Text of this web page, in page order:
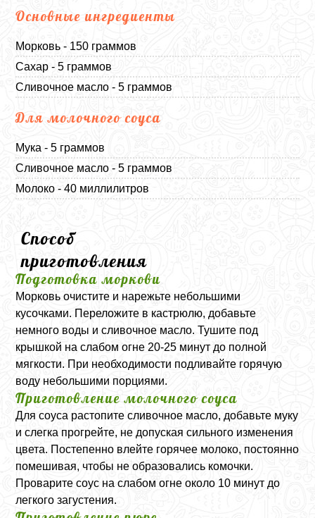
Основные ингредиенты
Морковь - 150 граммов
Сахар - 5 граммов
Сливочное масло - 5 граммов
Для молочного соуса
Мука - 5 граммов
Сливочное масло - 5 граммов
Молоко - 40 миллилитров
Способ
приготовления
Подготовка моркови
Морковь очистите и нарежьте небольшими
кусочками. Переложите в кастрюлю, добавьте
немного воды и сливочное масло. Тушите под
крышкой на слабом огне 20-25 минут до полной
мягкости. При необходимости подливайте горячую
воду небольшими порциями.
Приготовление молочного соуса
Для соуса растопите сливочное масло, добавьте муку
и слегка прогрейте, не допуская сильного изменения
цвета. Постепенно влейте горячее молоко, постоянно
помешивая, чтобы не образовались комочки.
Проварите соус на слабом огне около 10 минут до
легкого загустения.